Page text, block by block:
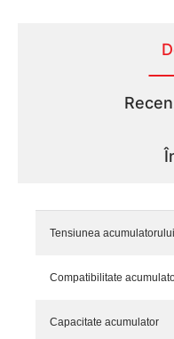
Tensiunea acumulatorului
Compatibilitate
Capacitate acumulator